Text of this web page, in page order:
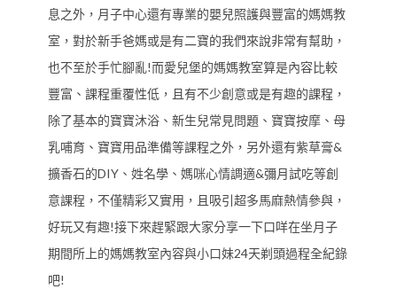
息之外，月子中心還有專業的嬰兒照護與豐富的媽媽教
室，對於新手爸媽或是有二寶的我們來說非常有幫助，
也不至於手忙腳亂!而愛兒堡的媽媽教室算是內容比較
豐富、課程重覆性低，且有不少創意或是有趣的課程，
除了基本的寶寶沐浴、新生兒常見問題、寶寶按摩、母
乳哺育、寶寶用品準備等課程之外，另外還有紫草膏&
擴香石的DIY、姓名學、媽咪心情調適&彌月試吃等創
意課程，不僅精彩又實用，且吸引超多馬麻熱情參與，
好玩又有趣!接下來趕緊跟大家分享一下口咩在坐月子
期間所上的媽媽教室內容與小口妹24天剃頭過程全紀錄
吧!